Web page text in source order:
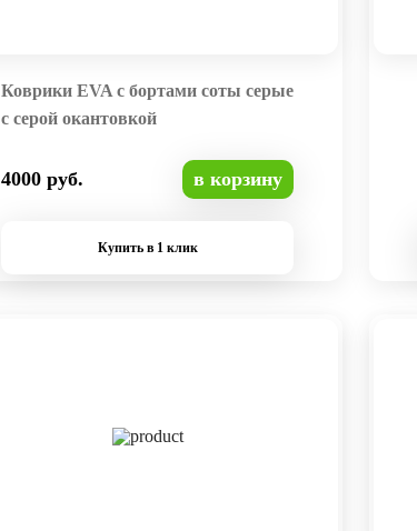
Коврики EVA с бортами соты серые
с серой окантовкой
4000 руб. в корзину
Купить в 1 клик